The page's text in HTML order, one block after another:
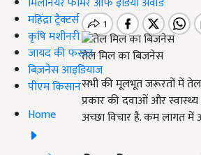
महिंद्रा ट्रैक्टर्स
कृषि मशीनरी
जायद की फसल
बिज़नेस आइडियाज
पीएम किसान
Home
तेल मिल का बिजनेस
सभी की मूलभूत जरूरतों में
प्रकार की दवाओं और
अच्छा विचार है. कम लागत